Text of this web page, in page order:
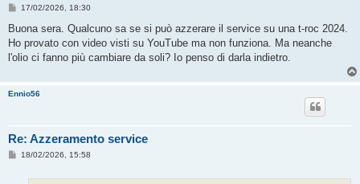
M
s
a
g
o
17/02/2026, 18:30
Buona sera. Qualcuno sa se si può azzerare il service su una t-roc 2024.
Ho provato con video visti su YouTube ma non funziona. Ma neanche
l'olio ci fanno più cambiare da soli? Io penso di darla indietro.
Ennio56
Re: Azzeramento service
M18/02/2026, 15:58